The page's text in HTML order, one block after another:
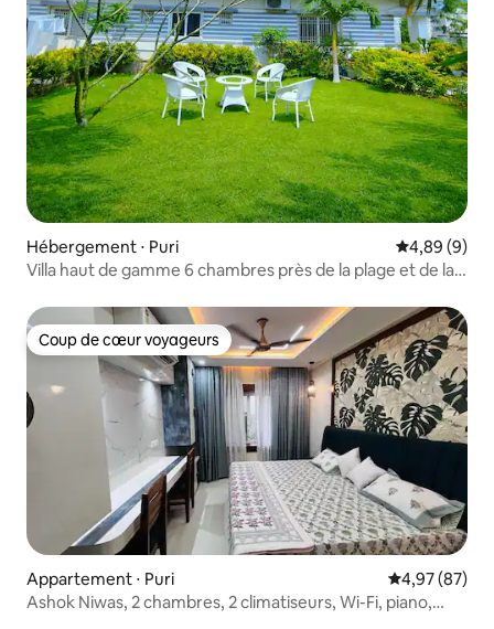
Hébergement ⋅ Puri Évaluation
4,89 (9)
Villa haut de gamme 6 chambres près de la plage et de la
Coup de cœur voyageurs
Coup de cœur voyageurs
Appartement ⋅ Puri Évaluation
4,97 (87)
Ashok Niwas, 2 chambres, 2 climatiseurs, Wi-Fi, piano,